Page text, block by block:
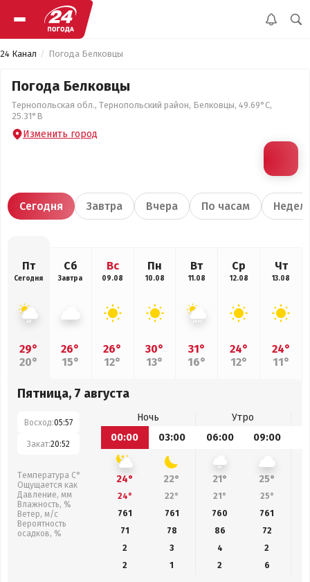
24 Канал Погода Белковцы
Погода Белковцы
Тернопольская обл., Тернопольский район, Белковцы, 49.69°С,
25.31°В
Изменить город
Сегодня Завтра Вчера По часам
Пт
Сегодня
29°
20°
Сб
Завтра
26°
15°
Вс
09.08
26°
12°
Пн
10.08
30°
13°
Вт
11.08
31°
16°
Ср
12.08
24°
12°
Чт
13.08
24°
11°
Пятница, 7 августа
Восход:05:57
Закат:20:52
Температура С°
Ощущается как
Давление, мм
Влажность, %
Ветер, м/с
Вероятность
осадков, %
Ночь
Утро
00:00
03:00 06:00 09:00
24° 22° 21° 25°
24° 22° 21° 25°
761
761 760 761
71
78 86 72
2
3 4
2
2
1 2 6